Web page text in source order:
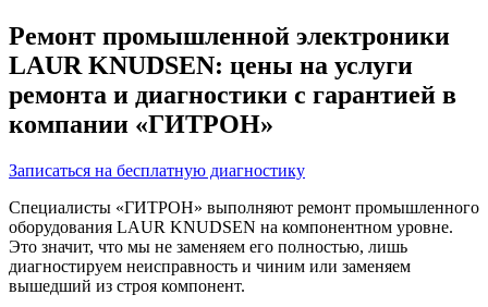
Ремонт промышленной электроники
LAUR KNUDSEN: цены на услуги
ремонта и диагностики с гарантией в
компании «ГИТРОН»
Записаться на бесплатную диагностику
Специалисты «ГИТРОН» выполняют ремонт промышленного
оборудования LAUR KNUDSEN на компонентном уровне.
Это значит, что мы не заменяем его полностью, лишь
диагностируем неисправность и чиним или заменяем
вышедший из строя компонент.